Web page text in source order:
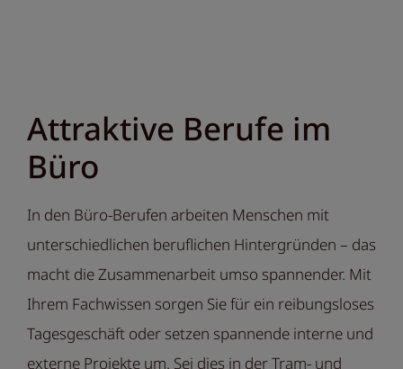
Attraktive Berufe im
Büro
In den Büro-Berufen arbeiten Menschen mit
unterschiedlichen beruflichen Hintergründen – das
macht die Zusammenarbeit umso spannender. Mit
Ihrem Fachwissen sorgen Sie für ein reibungsloses
Tagesgeschäft oder setzen spannende interne und
externe Projekte um. Sei dies in der Tram- und